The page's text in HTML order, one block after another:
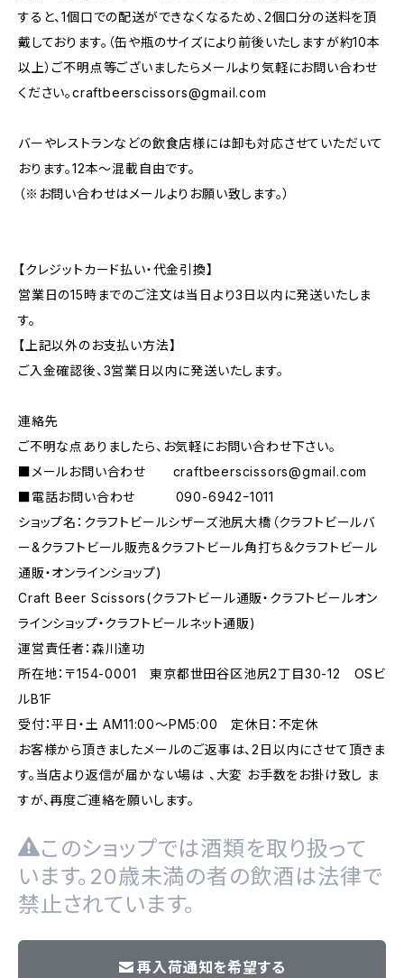
すると、1個口での配送ができなくなるため、2個口分の送料を頂
戴しております。（缶や瓶のサイズにより前後いたしますが約10本
以上）ご不明点等ございましたらメールより気軽にお問い合わせ
ください。craftbeerscissors@gmail.com
バーやレストランなどの飲食店様には卸も対応させていただいて
おります。12本～混載自由です。
（※お問い合わせはメールよりお願い致します。）
【クレジットカード払い・代金引換】
営業日の15時までのご注文は当日より3日以内に発送いたしま
す。
【上記以外のお支払い方法】
ご入金確認後、3営業日以内に発送いたします。
連絡先
ご不明な点ありましたら、お気軽にお問い合わせ下さい。
■メールお問い合わせ craftbeerscissors@gmail.com
■電話お問い合わせ 090-6942ｰ1011
ショップ名：クラフトビールシザーズ池尻大橋（クラフトビールバ
ー&クラフトビール販売&クラフトビール角打ち＆クラフトビール
通販・オンラインショップ)
Craft Beer Scissors(クラフトビール通販・クラフトビールオン
ラインショップ・クラフトビールネット通販)
運営責任者：森川達功
所在地：〒154-0001 東京都世田谷区池尻2丁目30-12 OSビ
ルB1F
受付：平日・土 AM11:00～PM5:00 定休日：不定休
お客様から頂きましたメールのご返事は、2日以内にさせて頂きま
す。当店より返信が届かない場は 、大変 お手数をお掛け致し ま
すが、再度ご連絡を願いします。
このショップでは酒類を取り扱って
います。20歳未満の者の飲酒は法律で
禁止されています。
再入荷通知を希望する